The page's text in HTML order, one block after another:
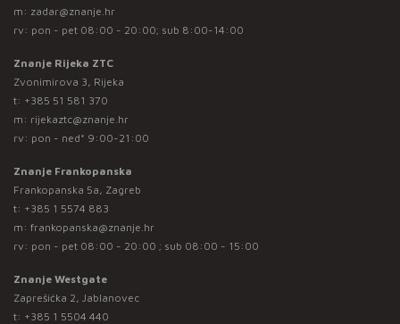
m: zadar@znanje.hr
rv: pon - pet 08:00 - 20:00; sub 8:00-14:00
Znanje Rijeka ZTC
Zvonimirova 3, Rijeka
t: +385 51 581 370
m: rijekaztc@znanje.hr
rv: pon - ned* 9:00-21:00
Znanje Frankopanska
Frankopanska 5a, Zagreb
t: +385 1 5574 883
m: frankopanska@znanje.hr
rv: pon - pet 08:00 - 20:00 ; sub 08:00 - 15:00
Znanje Westgate
Zaprešićka 2, Jablanovec
t: +385 1 5504 440